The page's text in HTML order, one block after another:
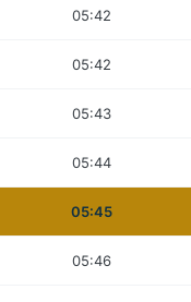
05:42
05:42
05:43
05:44
05:45
05:46